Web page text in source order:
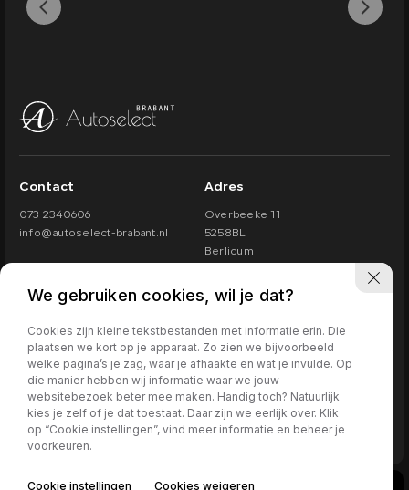
Verkocht
073 2340606
Contact
073 2340606
info@autoselect-brabant.nl
Adres
Overbeeke 11
5258BL
Berlicum
Maandag t/m vrijdag van
09.30 - 17.30
Bij beschikbaarheid ook in de avond of op zondag.
Privacy policy
We gebruiken cookies, wil je dat?
Cookies zijn kleine tekstbestanden met informatie erin. Die
plaatsen we kort op je apparaat. Zo zien we bijvoorbeeld
welke pagina’s je zag, waar je afhaakte en wat je invulde. Op
die manier hebben wij informatie waar we jouw
websitebezoek beter mee maken. Handig toch? Natuurlijk
kies je zelf of je dat toestaat. Daar zijn we eerlijk over. Klik
op “Cookie instellingen”, vind meer informatie en beheer je
voorkeuren.
Cookie instellingen Cookies weigeren